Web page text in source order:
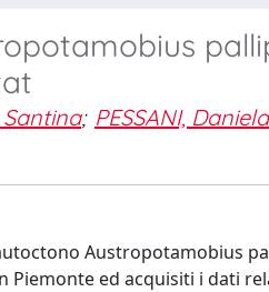
Santina; PESSANI, Daniela
Austropotamobius
ed acquisiti i dati